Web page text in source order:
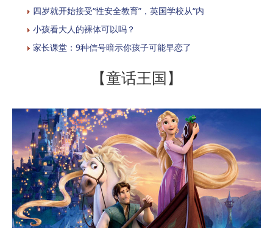
四岁就开始接受“性安全教育”，英国学校从“内
小孩看大人的裸体可以吗？
家长课堂：9种信号暗示你孩子可能早恋了
【童话王国】